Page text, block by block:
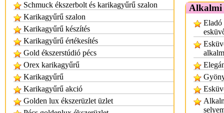
Schmuck ékszerbolt és karikagyűrű szalon
Karikagyűrű szalon
Karikagyűrű készítés
Karikagyűrű értékesítés
Gold ékszerstúdió pécs
Orex karikagyűrű
Karikagyűrű
Karikagyűrű akció
Golden lux ékszerüzlet üzlet
Alkalmi
Eladó